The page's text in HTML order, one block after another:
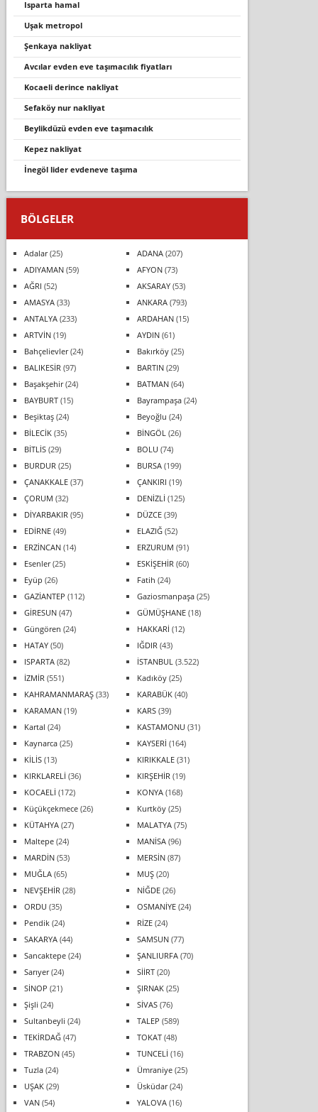
isparta hamal
uşak metropol
şenkaya nakliyat
avcılar evden eve taşımacılık fiyatları
kocaeli derince nakliyat
sefaköy nur nakliyat
beylikdüzü evden eve taşımacılık
kepez nakliyat
i̇negöl lider evdeneve taşıma
BÖLGELER
Adalar(25) ADANA(207)
ADIYAMAN(59) AFYON(73)
AĞRI (52) AKSARAY(53)
AMASYA(33) ANKARA(793)
ANTALYA(233) ARDAHAN(15)
ARTVİN(19) AYDIN(61)
Bahçelievler(24) Bakırköy(25)
BALIKESİR (97) BARTIN(29)
Başakşehir(24) BATMAN(64)
BAYBURT(15) Bayrampaşa(24)
Beşiktaş(24) Beyoğlu (24)
BİLECİK(35) BİNGÖL (26)
BİTLİS(29) BOLU (74)
BURDUR (25) BURSA(199)
ÇANAKKALE(37) ÇANKIRI (19)
ÇORUM (32) DENİZLİ (125)
DİYARBAKIR (95) DÜZCE(39)
EDİRNE(49) ELAZIĞ(52)
ERZİNCAN(14) ERZURUM (91)
Esenler(25) ESKİŞEHİR (60)
Eyüp (26) Fatih (24)
GAZİANTEP (112) Gaziosmanpaşa(25)
GİRESUN(47) GÜMÜŞHANE(18)
Güngören (24) HAKKARİ (12)
HATAY(50) IĞDIR (43)
ISPARTA(82) İSTANBUL (3.522)
İZMİR (551) Kadıköy(25)
KAHRAMANMARAŞ(33) KARABÜK(40)
KARAMAN(19) KARS(39)
Kartal (24) KASTAMONU (31)
Kaynarca(25) KAYSERİ (164)
KİLİS(13) KIRIKKALE(31)
KIRKLARELİ (36) KIRŞEHİR (19)
KOCAELİ (172) KONYA(168)
Küçükçekmece(26) Kurtköy(25)
KÜTAHYA(27) MALATYA(75)
Maltepe(24) MANİSA(96)
MARDİN(53) MERSİN(87)
MUĞLA(65) MUŞ(20)
NEVŞEHİR (28) NİĞDE(26)
ORDU (35) OSMANİYE(24)
Pendik(24) RİZE(24)
SAKARYA(44) SAMSUN(77)
Sancaktepe(24) ŞANLIURFA(70)
Sarıyer(24) SİİRT(20)
SİNOP (21) ŞIRNAK(25)
Şişli (24) SİVAS(76)
Sultanbeyli (24) TALEP (589)
TEKİRDAĞ(47) TOKAT(48)
TRABZON(45) TUNCELİ (16)
Tuzla(24) Ümraniye(25)
UŞAK(29) Üsküdar(24)
VAN(54) YALOVA(16)